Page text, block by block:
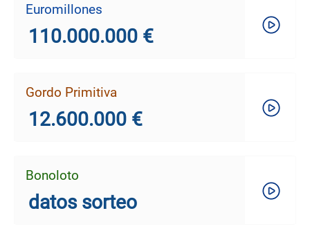
Euromillones
110.000.000 €
Gordo Primitiva
12.600.000 €
Bonoloto
datos sorteo